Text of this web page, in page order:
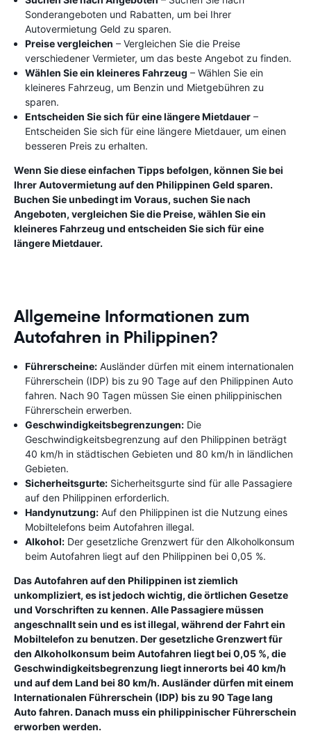
Sonderangeboten und Rabatten, um bei Ihrer
Autovermietung Geld zu sparen.
Preise vergleichen – Vergleichen Sie die Preise
verschiedener Vermieter, um das beste Angebot zu finden.
Wählen Sie ein kleineres Fahrzeug – Wählen Sie ein
kleineres Fahrzeug, um Benzin und Mietgebühren zu
sparen.
Entscheiden Sie sich für eine längere Mietdauer –
Entscheiden Sie sich für eine längere Mietdauer, um einen
besseren Preis zu erhalten.
Wenn Sie diese einfachen Tipps befolgen, können Sie bei
Ihrer Autovermietung auf den Philippinen Geld sparen.
Buchen Sie unbedingt im Voraus, suchen Sie nach
Angeboten, vergleichen Sie die Preise, wählen Sie ein
kleineres Fahrzeug und entscheiden Sie sich für eine
längere Mietdauer.
Allgemeine Informationen zum
Autofahren in Philippinen?
Führerscheine: Ausländer dürfen mit einem internationalen
Führerschein (IDP) bis zu 90 Tage auf den Philippinen Auto
fahren. Nach 90 Tagen müssen Sie einen philippinischen
Führerschein erwerben.
Geschwindigkeitsbegrenzungen: Die
Geschwindigkeitsbegrenzung auf den Philippinen beträgt
40 km/h in städtischen Gebieten und 80 km/h in ländlichen
Gebieten.
Sicherheitsgurte: Sicherheitsgurte sind für alle Passagiere
auf den Philippinen erforderlich.
Handynutzung: Auf den Philippinen ist die Nutzung eines
Mobiltelefons beim Autofahren illegal.
Alkohol: Der gesetzliche Grenzwert für den Alkoholkonsum
beim Autofahren liegt auf den Philippinen bei 0,05 %.
Das Autofahren auf den Philippinen ist ziemlich
unkompliziert, es ist jedoch wichtig, die örtlichen Gesetze
und Vorschriften zu kennen. Alle Passagiere müssen
angeschnallt sein und es ist illegal, während der Fahrt ein
Mobiltelefon zu benutzen. Der gesetzliche Grenzwert für
den Alkoholkonsum beim Autofahren liegt bei 0,05 %, die
Geschwindigkeitsbegrenzung liegt innerorts bei 40 km/h
und auf dem Land bei 80 km/h. Ausländer dürfen mit einem
Internationalen Führerschein (IDP) bis zu 90 Tage lang
Auto fahren. Danach muss ein philippinischer Führerschein
erworben werden.